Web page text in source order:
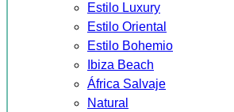
Estilo Luxury
Estilo Oriental
Estilo Bohemio
Ibiza Beach
África Salvaje
Natural